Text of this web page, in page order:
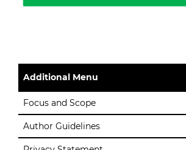
Additional Menu
Focus and Scope
Author Guidelines